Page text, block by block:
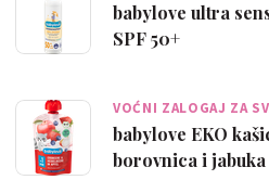
babylove ultra
SPF 50+
VOĆNI ZALOGAJ ZA
babylove EKO
borovnica i jabuka